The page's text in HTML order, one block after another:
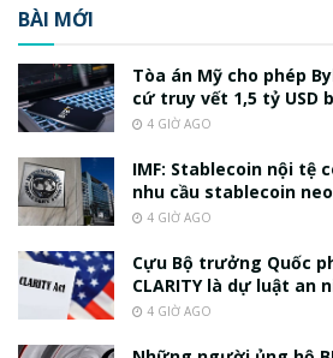
BÀI MỚI
Tòa án Mỹ cho phép
cứ truy vết 1,5 tỷ USD
4 GIỜ AGO
IMF: Stablecoin nội tệ
nhu cầu stablecoin neo
4 GIỜ AGO
Cựu Bộ trưởng Quốc
CLARITY là dự luật an
4 GIỜ AGO